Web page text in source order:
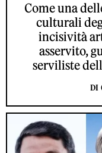
Come una
culturali
incisività
asservito,
serviliste
DI